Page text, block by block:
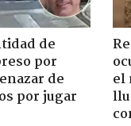
de
por
de
por jugar
el